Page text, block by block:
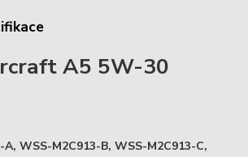
A5 5W-30
WSS-M2C913-B, WSS-M2C913-C,